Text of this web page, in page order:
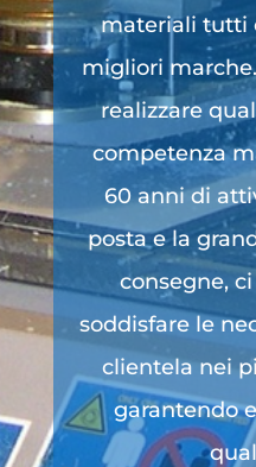
materiali tutti
migliori
realizzare
competenza
60 anni di
posta e la
consegne,
soddisfare le
clientela nei
garantendo